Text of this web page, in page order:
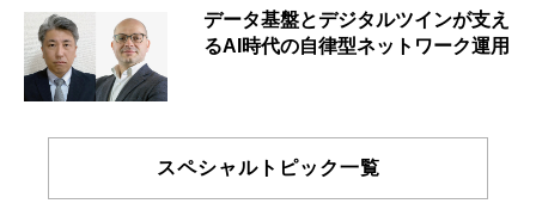
データ基盤とデジタルツインが支え
るAI時代の自律型ネットワーク運用
スペシャルトピック一覧